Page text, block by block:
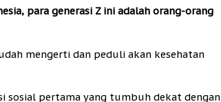
para generasi Z ini adalah orang-orang
mengerti dan peduli akan kesehatan
sosial pertama yang tumbuh dekat dengan